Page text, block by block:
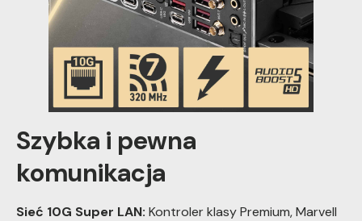
Szybka i pewna
komunikacja
Sieć 10G Super LAN: Kontroler klasy Premium, Marvell